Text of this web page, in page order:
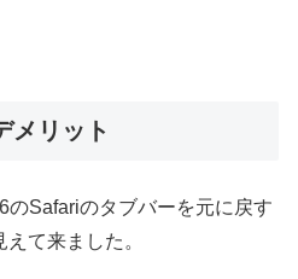
メリット
のSafariのタブバーを元に戻す
て来ました。